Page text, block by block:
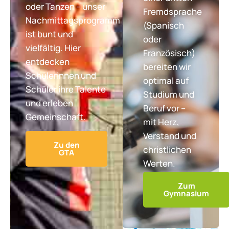
oder Tanzen – unser
Nachmittagsprogramm
ist bunt und
vielfältig. Hier
entdecken
Schülerinnen und
Schüler ihre Talente
und erleben
Gemeinschaft.
Zu den
GTA
Fremdsprache
(Spanisch
oder
Französisch)
bereiten wir
optimal auf
Studium und
Beruf vor –
mit Herz,
Verstand und
christlichen
Werten.
Zum
Gymnasium